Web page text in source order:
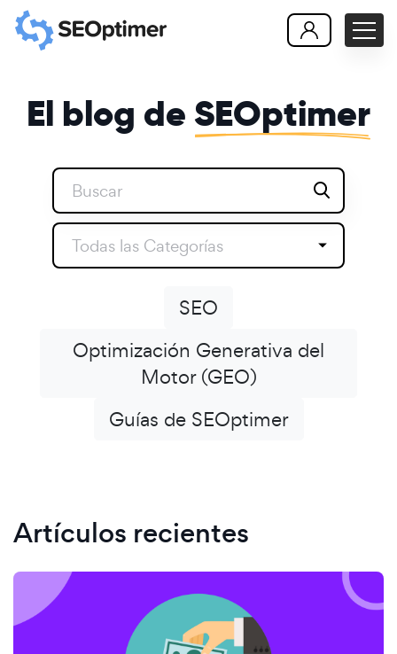
El blog de SEOptimer
Todas las Categorías
SEO
Optimización Generativa del
Motor (GEO)
Guías de SEOptimer
Artículos recientes